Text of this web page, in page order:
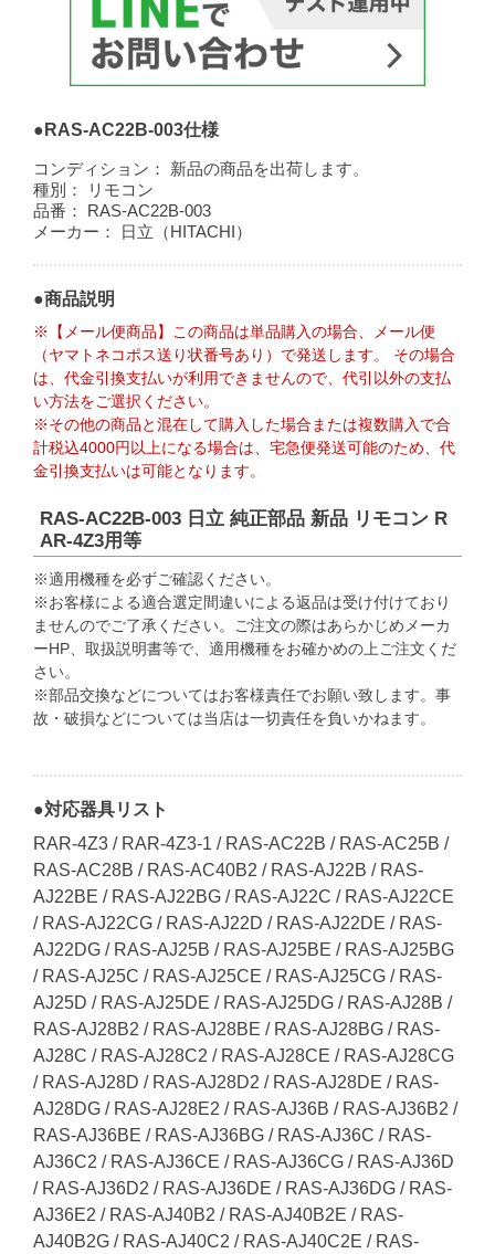
●RAS-AC22B-003仕様
コンディション：
新品の商品を出荷します。
種別：
リモコン
品番：
RAS-AC22B-003
メーカー：
日立（HITACHI）
●商品説明
※【メール便商品】この商品は単品購入の場合、メール便
（ヤマトネコポス送り状番号あり）で発送します。 その場合
は、代金引換支払いが利用できませんので、代引以外の支払
い方法をご選択ください。
※その他の商品と混在して購入した場合または複数購入で合
計税込4000円以上になる場合は、宅急便発送可能のため、代
金引換支払いは可能となります。
RAS-AC22B-003 日立 純正部品 新品 リモコン R
AR-4Z3用等
※適用機種を必ずご確認ください。
※お客様による適合選定間違いによる返品は受け付けており
ませんのでご了承ください。ご注文の際はあらかじめメーカ
ーHP、取扱説明書等で、適用機種をお確かめの上ご注文くだ
さい。
※部品交換などについてはお客様責任でお願い致します。事
故・破損などについては当店は一切責任を負いかねます。
●対応器具リスト
RAR-4Z3 / RAR-4Z3-1 / RAS-AC22B / RAS-AC25B /
RAS-AC28B / RAS-AC40B2 / RAS-AJ22B / RAS-
AJ22BE / RAS-AJ22BG / RAS-AJ22C / RAS-AJ22CE
/ RAS-AJ22CG / RAS-AJ22D / RAS-AJ22DE / RAS-
AJ22DG / RAS-AJ25B / RAS-AJ25BE / RAS-AJ25BG
/ RAS-AJ25C / RAS-AJ25CE / RAS-AJ25CG / RAS-
AJ25D / RAS-AJ25DE / RAS-AJ25DG / RAS-AJ28B /
RAS-AJ28B2 / RAS-AJ28BE / RAS-AJ28BG / RAS-
AJ28C / RAS-AJ28C2 / RAS-AJ28CE / RAS-AJ28CG
/ RAS-AJ28D / RAS-AJ28D2 / RAS-AJ28DE / RAS-
AJ28DG / RAS-AJ28E2 / RAS-AJ36B / RAS-AJ36B2 /
RAS-AJ36BE / RAS-AJ36BG / RAS-AJ36C / RAS-
AJ36C2 / RAS-AJ36CE / RAS-AJ36CG / RAS-AJ36D
/ RAS-AJ36D2 / RAS-AJ36DE / RAS-AJ36DG / RAS-
AJ36E2 / RAS-AJ40B2 / RAS-AJ40B2E / RAS-
AJ40B2G / RAS-AJ40C2 / RAS-AJ40C2E / RAS-